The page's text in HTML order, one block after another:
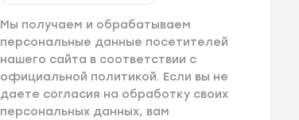
Мы получаем и обрабатываем
персональные данные посетителей
нашего сайта в соответствии с
официальной политикой. Если вы не
даете согласия на обработку своих
персональных данных, вам